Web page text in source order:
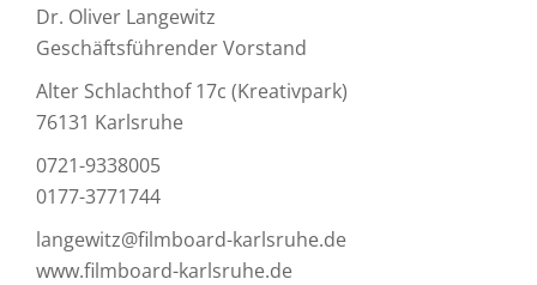
Dr. Oliver Langewitz
Geschäftsführender Vorstand
Alter Schlachthof 17c (Kreativpark)
76131 Karlsruhe
0721-9338005
0177-3771744
langewitz@filmboard-karlsruhe.de
www.filmboard-karlsruhe.de